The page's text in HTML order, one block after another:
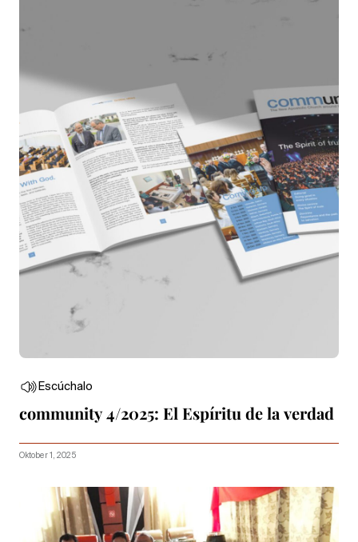
Escúchalo
community 4/2025: El Espíritu de la verdad
Oktober 1, 2025